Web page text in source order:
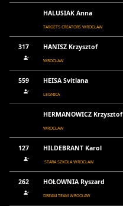
HALUSIAK Anna
TARGETS CREATORS WROCŁAW
317 HANISZ Krzysztof
WROCŁAW
559 HEISA Svitlana
LEGNICA
HERMANOWICZ Krzysztof
WROCŁAW
127 HILDEBRANT Karol
STARA SZKOŁA WROCŁAW
262 HOŁOWNIA Ryszard
DREAM TEAM WROCŁAW